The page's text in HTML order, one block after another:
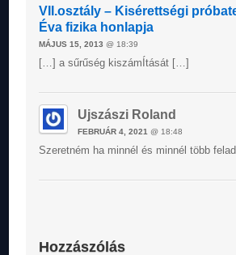
VII.osztály – Kisérettségi
Éva fizika honlapja
MÁJUS 15, 2013 @ 18:39
[…] a sűrűség kiszámÍtását […]
Ujszászi Roland
FEBRUÁR 4, 2021 @ 18:48
Szeretném ha minnél és minnél több
Hozzászólás